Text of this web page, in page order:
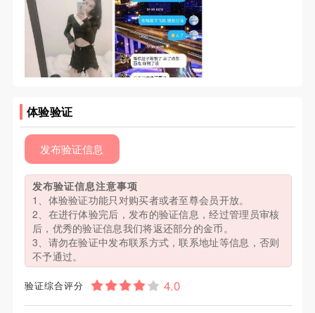
体验验证
发布验证信息
发布验证信息注意事项
1、体验验证功能只对购买者或者至尊会员开放。
2、在进行体验完后，发布的验证信息，经过管理员审核
后，优秀的验证信息我们将返还部分的金币。
3、请勿在验证中发布联系方式，联系地址等信息，否则
不予通过。
验证综合评分